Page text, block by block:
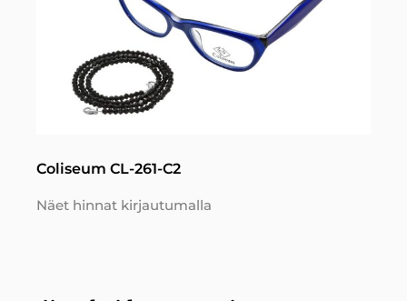
Coliseum CL-261-C2
Näet hinnat kirjautumalla